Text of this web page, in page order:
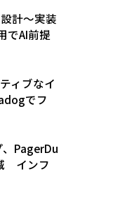
計〜実装
でAI前提
ィブなイ
でフ
PagerDu
インフ